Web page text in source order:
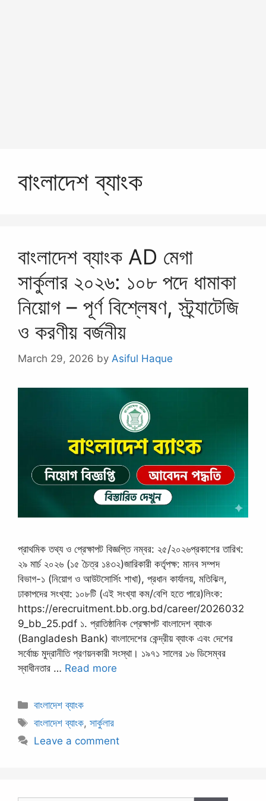
বাংলাদেশ ব্যাংক
বাংলাদেশ ব্যাংক AD মেগা
সার্কুলার ২০২৬: ১০৮ পদে ধামাকা
নিয়োগ – পূর্ণ বিশ্লেষণ, স্ট্র্যাটেজি
ও করণীয় বর্জনীয়
March 29, 2026 by Asiful Haque
প্রাথমিক তথ্য ও প্রেক্ষাপট বিজ্ঞপ্তি নম্বর: ২৫/২০২৬প্রকাশের তারিখ:
২৯ মার্চ ২০২৬ (১৫ চৈত্র ১৪৩২)জারিকারী কর্তৃপক্ষ: মানব সম্পদ
বিভাগ-১ (নিয়োগ ও আউটসোর্সিং শাখা), প্রধান কার্যালয়, মতিঝিল,
ঢাকাপদের সংখ্যা: ১০৮টি (এই সংখ্যা কম/বেশি হতে পারে)লিংক:
https://erecruitment.bb.org.bd/career/2026032
9_bb_25.pdf ১. প্রাতিষ্ঠানিক প্রেক্ষাপট বাংলাদেশ ব্যাংক
(Bangladesh Bank) বাংলাদেশের কেন্দ্রীয় ব্যাংক এবং দেশের
সর্বোচ্চ মুদ্রানীতি প্রণয়নকারী সংস্থা। ১৯৭১ সালের ১৬ ডিসেম্বর
স্বাধীনতার … Read more
Categories
বাংলাদেশ ব্যাংক
Tags
বাংলাদেশ ব্যাংক,সার্কুলার
Leave a comment